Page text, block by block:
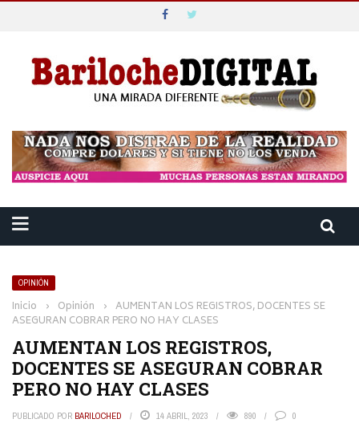
OPINIÓN
Inicio › Opinión › AUMENTAN LOS REGISTROS, DOCENTES SE
ASEGURAN COBRAR PERO NO HAY CLASES
AUMENTAN LOS REGISTROS,
DOCENTES SE ASEGURAN COBRAR
PERO NO HAY CLASES
PUBLICADO POR BARILOCHED 14 ABRIL, 2023 890 0